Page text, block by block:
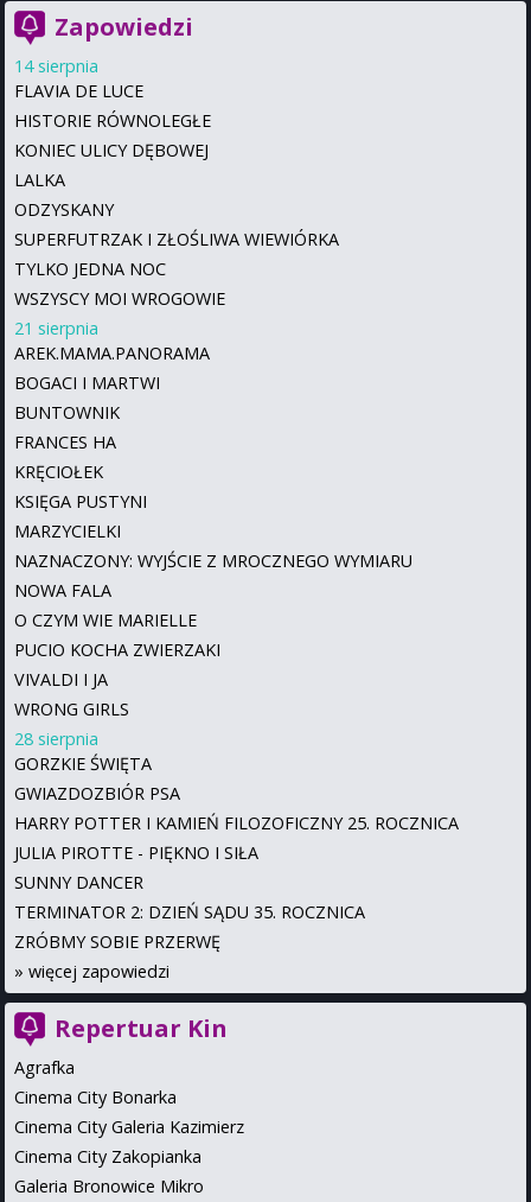
Zapowiedzi
14 sierpnia
FLAVIA DE LUCE
HISTORIE RÓWNOLEGŁE
KONIEC ULICY DĘBOWEJ
LALKA
ODZYSKANY
SUPERFUTRZAK I ZŁOŚLIWA WIEWIÓRKA
TYLKO JEDNA NOC
WSZYSCY MOI WROGOWIE
21 sierpnia
AREK.MAMA.PANORAMA
BOGACI I MARTWI
BUNTOWNIK
FRANCES HA
KRĘCIOŁEK
KSIĘGA PUSTYNI
MARZYCIELKI
NAZNACZONY: WYJŚCIE Z MROCZNEGO WYMIARU
NOWA FALA
O CZYM WIE MARIELLE
PUCIO KOCHA ZWIERZAKI
VIVALDI I JA
WRONG GIRLS
28 sierpnia
GORZKIE ŚWIĘTA
GWIAZDOZBIÓR PSA
HARRY POTTER I KAMIEŃ FILOZOFICZNY 25. ROCZNICA
JULIA PIROTTE - PIĘKNO I SIŁA
SUNNY DANCER
TERMINATOR 2: DZIEŃ SĄDU 35. ROCZNICA
ZRÓBMY SOBIE PRZERWĘ
» więcej zapowiedzi
Repertuar Kin
Agrafka
Cinema City Bonarka
Cinema City Galeria Kazimierz
Cinema City Zakopianka
Galeria Bronowice Mikro